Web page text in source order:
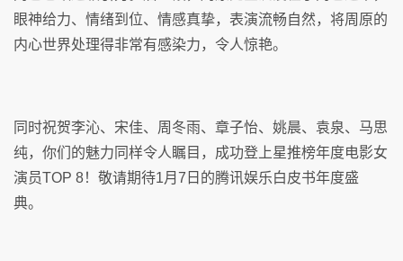
眼神给力、情绪到位、情感真挚，表演流畅自然，将周原的
内心世界处理得非常有感染力，令人惊艳。
同时祝贺李沁、宋佳、周冬雨、章子怡、姚晨、袁泉、马思
纯，你们的魅力同样令人瞩目，成功登上星推榜年度电影女
演员TOP 8！敬请期待1月7日的腾讯娱乐白皮书年度盛
典。